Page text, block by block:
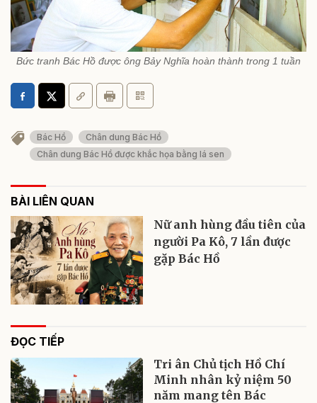
Bức tranh Bác Hồ được ông Bảy Nghĩa hoàn thành trong 1 tuần
Bác Hồ
Chân dung Bác Hồ
Chân dung Bác Hồ được khắc họa bằng lá sen
BÀI LIÊN QUAN
Nữ anh hùng đầu tiên của
người Pa Kô, 7 lần được
gặp Bác Hồ
ĐỌC TIẾP
Tri ân Chủ tịch Hồ Chí
Minh nhân kỷ niệm 50
năm mang tên Bác